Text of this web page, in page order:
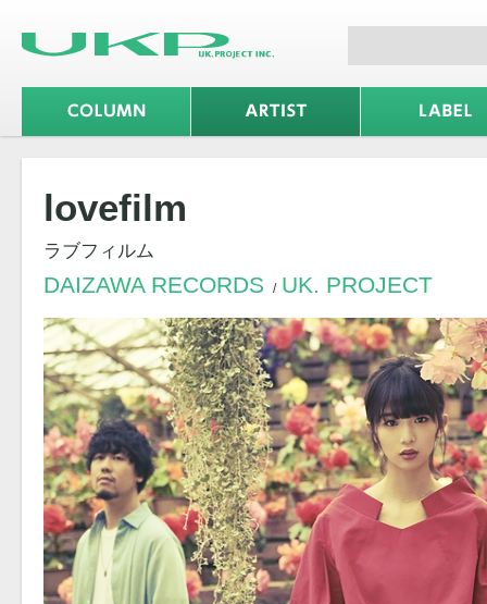
lovefilm
ラブフィルム
DAIZAWA RECORDS UK. PROJECT